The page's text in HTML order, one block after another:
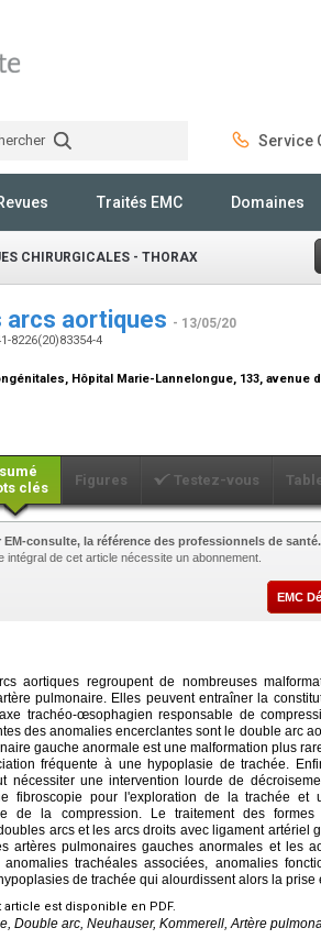
Service
Traités EMC Domaines
CHIRURGICALES - THORAX
arcs aortiques - 13/05/20
8226(20)83354-4
Hôpital Marie-Lannelongue, 133, avenue
clés
Figures Testez-vous
EM-consulte, la référence des professionnels de santé.
intégral de cet article nécessite un abonnement.
EMC
aortiques regroupent de nombreuses
pulmonaire. Elles peuvent entraîner la
trachéo-œsophagien responsable de
des anomalies encerclantes sont le double arc
gauche anormale est une malformation plus
fréquente à une hypoplasie de trachée.
nécessiter une intervention lourde de
fibroscopie pour l'exploration de la trachée et
de la compression. Le traitement des
arcs et les arcs droits avec ligament artériel
artères pulmonaires gauches anormales et les
trachéales associées, anomalies
de trachée qui alourdissent alors la prise
est disponible en PDF.
Double arc, Neuhauser, Kommerell, Artère